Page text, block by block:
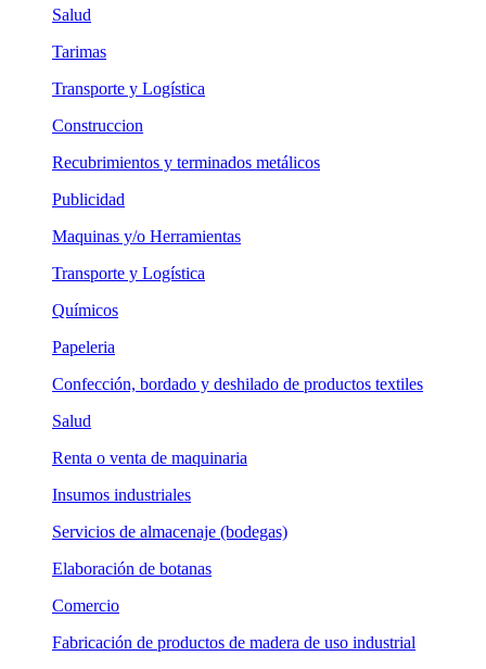
Salud
Tarimas
Transporte y Logística
Construccion
Recubrimientos y terminados metálicos
Publicidad
Maquinas y/o Herramientas
Transporte y Logística
Químicos
Papeleria
Confección, bordado y deshilado de productos textiles
Salud
Renta o venta de maquinaria
Insumos industriales
Servicios de almacenaje (bodegas)
Elaboración de botanas
Comercio
Fabricación de productos de madera de uso industrial